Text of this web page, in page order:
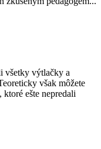
všetky výtlačky a
však môžete
ešte nepredali